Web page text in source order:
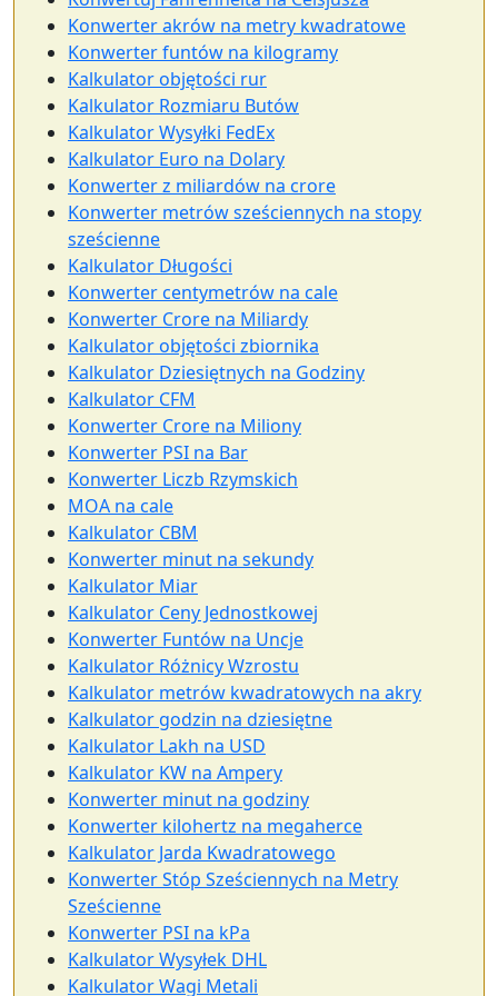
Konwerter akrów na metry kwadratowe
Konwerter funtów na kilogramy
Kalkulator objętości rur
Kalkulator Rozmiaru Butów
Kalkulator Wysyłki FedEx
Kalkulator Euro na Dolary
Konwerter z miliardów na crore
Konwerter metrów sześciennych na stopy
sześcienne
Kalkulator Długości
Konwerter centymetrów na cale
Konwerter Crore na Miliardy
Kalkulator objętości zbiornika
Kalkulator Dziesiętnych na Godziny
Kalkulator CFM
Konwerter Crore na Miliony
Konwerter PSI na Bar
Konwerter Liczb Rzymskich
MOA na cale
Kalkulator CBM
Konwerter minut na sekundy
Kalkulator Miar
Kalkulator Ceny Jednostkowej
Konwerter Funtów na Uncje
Kalkulator Różnicy Wzrostu
Kalkulator metrów kwadratowych na akry
Kalkulator godzin na dziesiętne
Kalkulator Lakh na USD
Kalkulator KW na Ampery
Konwerter minut na godziny
Konwerter kilohertz na megaherce
Kalkulator Jarda Kwadratowego
Konwerter Stóp Sześciennych na Metry
Sześcienne
Konwerter PSI na kPa
Kalkulator Wysyłek DHL
Kalkulator Wagi Metali